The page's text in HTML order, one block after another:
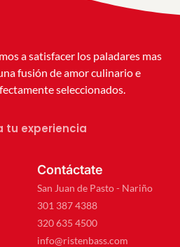
a satisfacer los paladares mas
fusión de amor culinario e
seleccionados.
tu experiencia
Contáctate
San Juan de Pasto - Nariño
301 387 4388
320 635 4500
info@ristenbass.com